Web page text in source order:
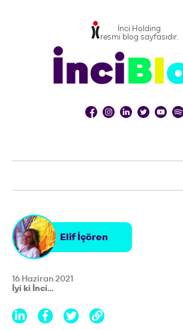
İnci Holding
resmi blog sayfasıdır.
Elif İçören
16 Haziran 2021
İyi ki İnci…